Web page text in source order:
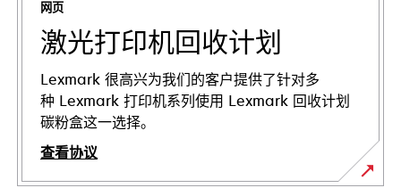
网页
激光打印机回收计划
Lexmark 很高兴为我们的客户提供了针对多
种 Lexmark 打印机系列使用 Lexmark 回收计划
碳粉盒这一选择。
查看协议